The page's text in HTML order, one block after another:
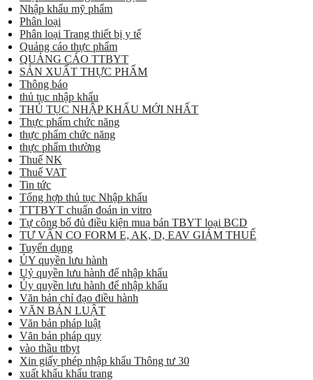
Nhập khẩu mỹ phẩm
Phân loại
Phân loại Trang thiết bị y tế
Quảng cáo thực phẩm
QUẢNG CÁO TTBYT
SẢN XUẤT THỰC PHẨM
Thông báo
thủ tục nhập khẩu
THỦ TỤC NHẬP KHẨU MỚI NHẤT
Thực phẩm chức năng
thực phẩm chức năng
thực phẩm thường
Thuế NK
Thuế VAT
Tin tức
Tổng hợp thủ tục Nhập khẩu
TTTBYT chuẩn đoán in vitro
Tự công bố đủ điều kiện mua bán TBYT loại BCD
TƯ VẤN CO FORM E, AK, D, EAV GIẢM THUẾ
Tuyển dụng
ỦY quyền lưu hành
Uỷ quyền lưu hành để nhập khẩu
Ủy quyền lưu hành để nhập khẩu
Văn bản chỉ đạo điều hành
VĂN BẢN LUẬT
Văn bản pháp luật
Văn bản pháp quy
vào thầu ttbyt
Xin giấy phép nhập khẩu Thông tư 30
xuất khẩu khẩu trang